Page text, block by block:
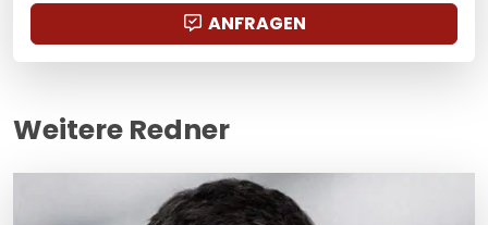
ANFRAGEN
Weitere Redner